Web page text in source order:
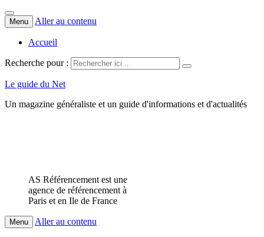
Menu Aller au contenu
Accueil
Recherche pour :
Le guide du Net
Un magazine généraliste et un guide d'informations et d'actualités
AS Référencement est une
agence de référencement à
Paris et en Ile de France
Menu Aller au contenu